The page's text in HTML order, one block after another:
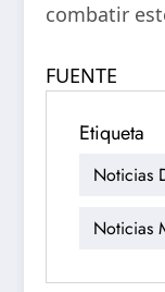
combatir
FUENTE
Etiqueta
Noticias
Noticias